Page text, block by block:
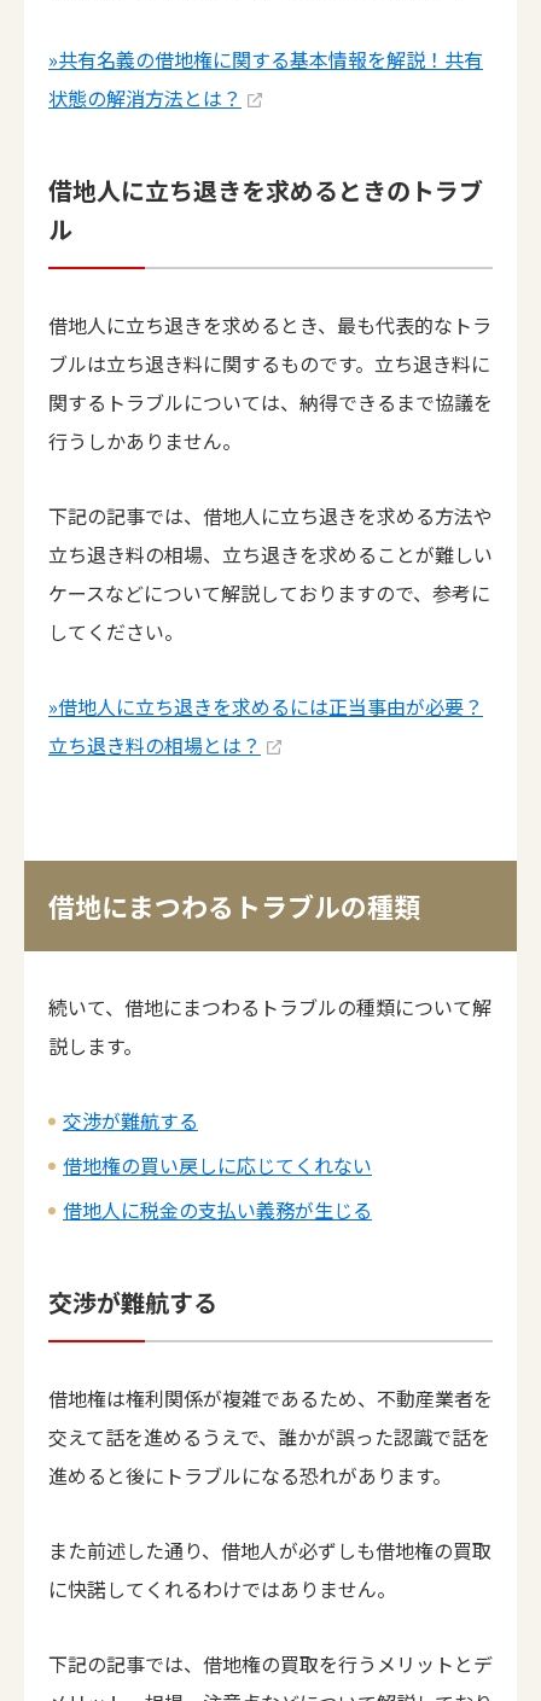
»共有名義の借地権に関する基本情報を解説！共有
状態の解消方法とは？
借地人に立ち退きを求めるときのトラブ
ル
借地人に立ち退きを求めるとき、最も代表的なトラ
ブルは立ち退き料に関するものです。立ち退き料に
関するトラブルについては、納得できるまで協議を
行うしかありません。
下記の記事では、借地人に立ち退きを求める方法や
立ち退き料の相場、立ち退きを求めることが難しい
ケースなどについて解説しておりますので、参考に
してください。
»借地人に立ち退きを求めるには正当事由が必要？
立ち退き料の相場とは？
借地にまつわるトラブルの種類
続いて、借地にまつわるトラブルの種類について解
説します。
交渉が難航する
借地権の買い戻しに応じてくれない
借地人に税金の支払い義務が生じる
交渉が難航する
借地権は権利関係が複雑であるため、不動産業者を
交えて話を進めるうえで、誰かが誤った認識で話を
進めると後にトラブルになる恐れがあります。
また前述した通り、借地人が必ずしも借地権の買取
に快諾してくれるわけではありません。
下記の記事では、借地権の買取を行うメリットとデ